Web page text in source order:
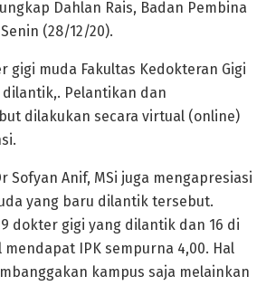
Dahlan Rais, Badan Pembina
(28/12/20).
gigi muda Fakultas Kedokteran Gigi
dilantik,. Pelantikan dan
dilakukan secara virtual (online)
Sofyan Anif, MSi juga mengapresiasi
yang baru dilantik tersebut.
dokter gigi yang dilantik dan 16 di
IPK sempurna 4,00. Hal
kampus saja melainkan